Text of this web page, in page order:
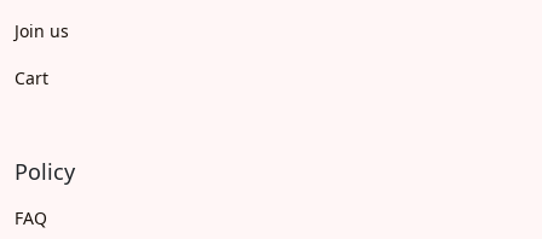
Join us
Cart
Policy
FAQ